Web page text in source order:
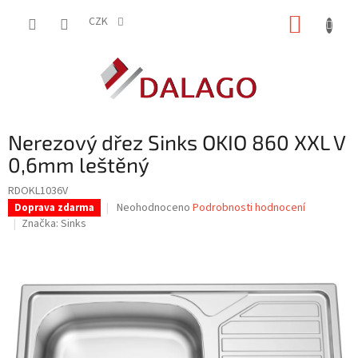
CZK
Nerezový dřez Sinks OKIO 860 XXL V
0,6mm leštěný
RDOKL1036V
Doprava zdarma
Průměrné
z
5
hvězdiček.
Neohodnoceno Podrobnosti hodnocení
Značka: Sinks